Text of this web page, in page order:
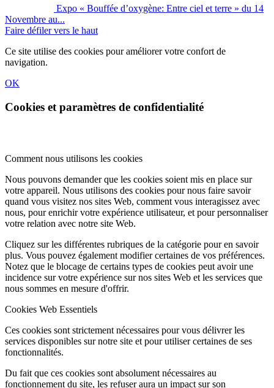
Expo « Bouffée d’oxygène: Entre ciel et terre » du 14
Novembre au...
Faire défiler vers le haut
Ce site utilise des cookies pour améliorer votre confort de
navigation.
OK
Cookies et paramètres de confidentialité
Comment nous utilisons les cookies
Nous pouvons demander que les cookies soient mis en place sur
votre appareil. Nous utilisons des cookies pour nous faire savoir
quand vous visitez nos sites Web, comment vous interagissez avec
nous, pour enrichir votre expérience utilisateur, et pour personnaliser
votre relation avec notre site Web.
Cliquez sur les différentes rubriques de la catégorie pour en savoir
plus. Vous pouvez également modifier certaines de vos préférences.
Notez que le blocage de certains types de cookies peut avoir une
incidence sur votre expérience sur nos sites Web et les services que
nous sommes en mesure d'offrir.
Cookies Web Essentiels
Ces cookies sont strictement nécessaires pour vous délivrer les
services disponibles sur notre site et pour utiliser certaines de ses
fonctionnalités.
Du fait que ces cookies sont absolument nécessaires au
fonctionnement du site, les refuser aura un impact sur son